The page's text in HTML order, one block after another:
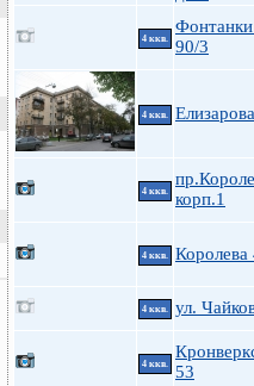
4 ккв.
90/3
4 ккв.
4 ккв.
корп.1
4 ккв. Королева
4 ккв. ул.
4 ккв.
53